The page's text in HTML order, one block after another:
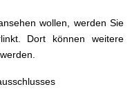
wollen, werden Sie
Dort können weitere